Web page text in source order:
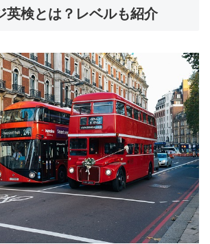
英検とは？レベルも紹介